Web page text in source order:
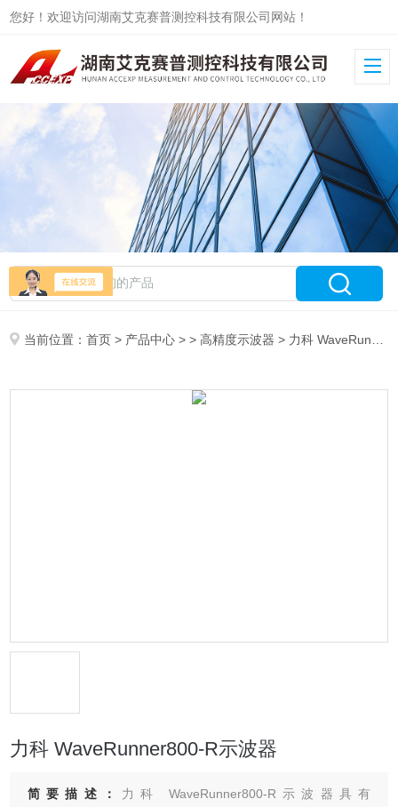
您好！欢迎访问湖南艾克赛普测控科技有限公司网站！
当前位置：首页 > 产品中心 > >高精度示波器 > 力科 WaveRunner800-R示波器
力科 WaveRunner800-R示波器
简要描述： 力科 WaveRunner800-R示波器具有